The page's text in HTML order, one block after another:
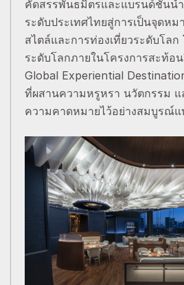
คัดสรรพันธมิตรและแบรนด์ชั้นนำ
ระดับประเทศไทยสู่การเป็นจุดห
สไตล์และการท่องเที่ยวระดับโล
ระดับโลกภายในโครงการสะท้อ
Global Experiential
ที่ผสานความหรูหรา นวัตกรรม
ความคาดหมายไว้อย่างสมบูรณ์แ